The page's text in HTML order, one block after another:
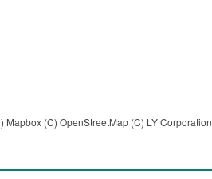
Mapbox (C) OpenStreetMap (C) LY Corporation